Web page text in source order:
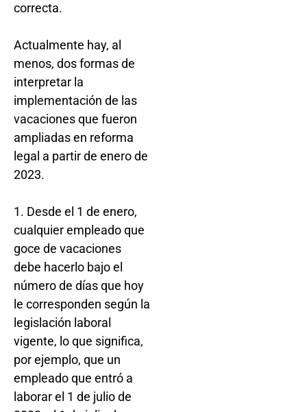
correcta.
Actualmente hay, al
menos, dos formas de
interpretar la
implementación de las
vacaciones que fueron
ampliadas en reforma
legal a partir de enero de
2023.
1. Desde el 1 de enero,
cualquier empleado que
goce de vacaciones
debe hacerlo bajo el
número de días que hoy
le corresponden según la
legislación laboral
vigente, lo que significa,
por ejemplo, que un
empleado que entró a
laborar el 1 de julio de